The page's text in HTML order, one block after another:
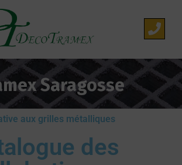
Saragosse
aux grilles métalliques
des